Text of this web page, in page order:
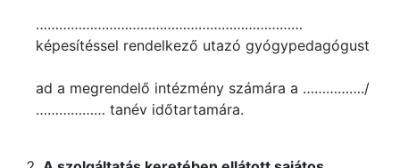
……………………………………………………………
képesítéssel rendelkező utazó gyógypedagógust
ad a megrendelő intézmény számára a ……………./
……………… tanév időtartamára.